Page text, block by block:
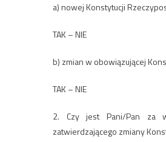
a) nowej Konstytucji
TAK – NIE
b) zmian w obowiązującej
TAK – NIE
2. Czy jest Pani/Pan za
zatwierdzającego zmiany